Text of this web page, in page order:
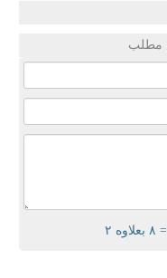
مطلب
= ۸ بعلاوه ۲